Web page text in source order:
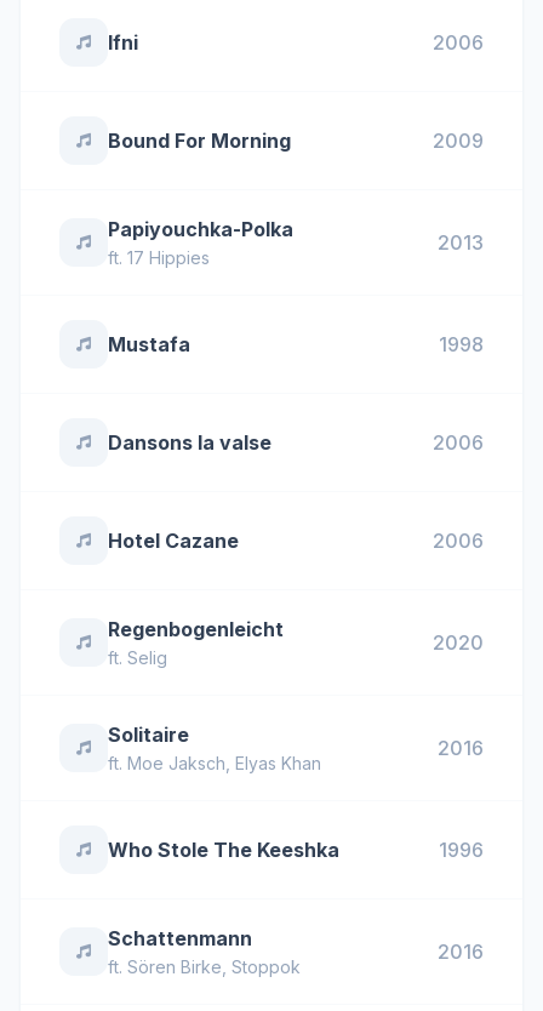
Ifni 2006
Bound For Morning 2009
Papiyouchka-Polka
ft. 17 Hippies
2013
Mustafa 1998
Dansons la valse 2006
Hotel Cazane 2006
Regenbogenleicht
ft. Selig
2020
Solitaire
ft. Moe Jaksch Elyas Khan
2016
Who Stole The Keeshka 1996
Schattenmann
ft. Sören Birke Stoppok
2016